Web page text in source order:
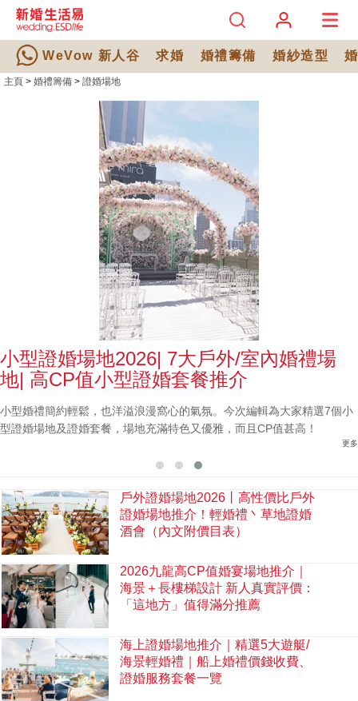
WeVow 新人谷 求婚 婚禮籌備 婚紗造型
主頁 > 婚禮籌備 > 證婚場地
小型證婚場地2026| 7大戶外/室內婚禮場
地| 高CP值小型證婚套餐推介
小型婚禮簡約輕鬆，也洋溢浪漫窩心的氣氛。今次編輯為大家精選7個小
型證婚場地及證婚套餐，場地充滿特色又優雅，而且CP值甚高！
更多
戶外證婚場地2026丨高性價比戶外
證婚場地推介！輕婚禮丶草地證婚
酒會（內文附價目表）
2026九龍高CP值婚宴場地推介｜
海景＋長樓梯設計 新人真實評價：
「這地方」值得滿分推薦
海上證婚場地推介｜精選5大遊艇/
海景輕婚禮｜船上婚禮價錢收費、
證婚服務套餐一覽